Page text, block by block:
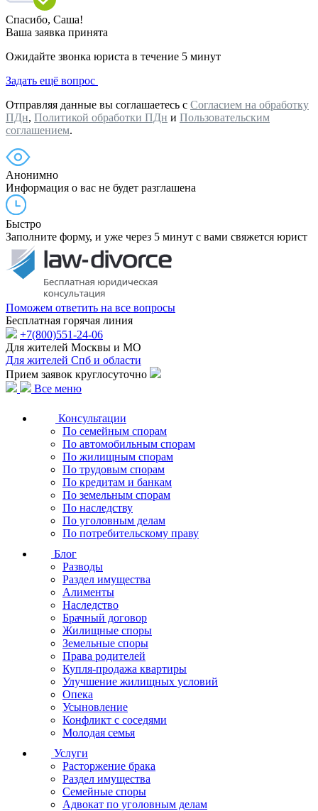
Спасибо, Саша!
Ваша заявка принята
Ожидайте звонка юриста в течение 5 минут
Задать ещё вопрос
Отправляя данные вы соглашаетесь с Согласием на обработку
ПДн, Политикой обработки ПДн и Пользовательским
соглашением.
Анонимно
Информация о вас не будет разглашена
Быстро
Заполните форму, и уже через 5 минут с вами свяжется юрист
Поможем ответить на все вопросы
Бесплатная горячая линия
+7(800)551-24-06
Для жителей Москвы и МО
Для жителей Спб и области
Прием заявок круглосуточно
Все меню
Консультации
По семейным спорам
По автомобильным спорам
По жилищным спорам
По трудовым спорам
По кредитам и банкам
По земельным спорам
По наследству
По уголовным делам
По потребительскому праву
Блог
Разводы
Раздел имущества
Алименты
Наследство
Брачный договор
Жилищные споры
Земельные споры
Права родителей
Купля-продажа квартиры
Улучшение жилищных условий
Опека
Усыновление
Конфликт с соседями
Молодая семья
Услуги
Расторжение брака
Раздел имущества
Семейные споры
Адвокат по уголовным делам